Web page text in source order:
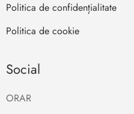
Politica de confidențialitate
Politica de cookie
Social
ORAR